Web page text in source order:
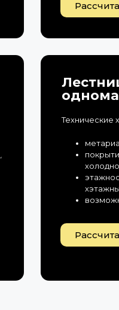
Технические